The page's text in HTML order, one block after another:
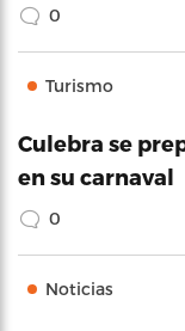
0
Turismo
Culebra se
en su carnaval
0
Noticias